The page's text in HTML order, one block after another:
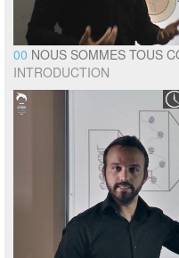
00 NOUS SOMMES TOUS
INTRODUCTION